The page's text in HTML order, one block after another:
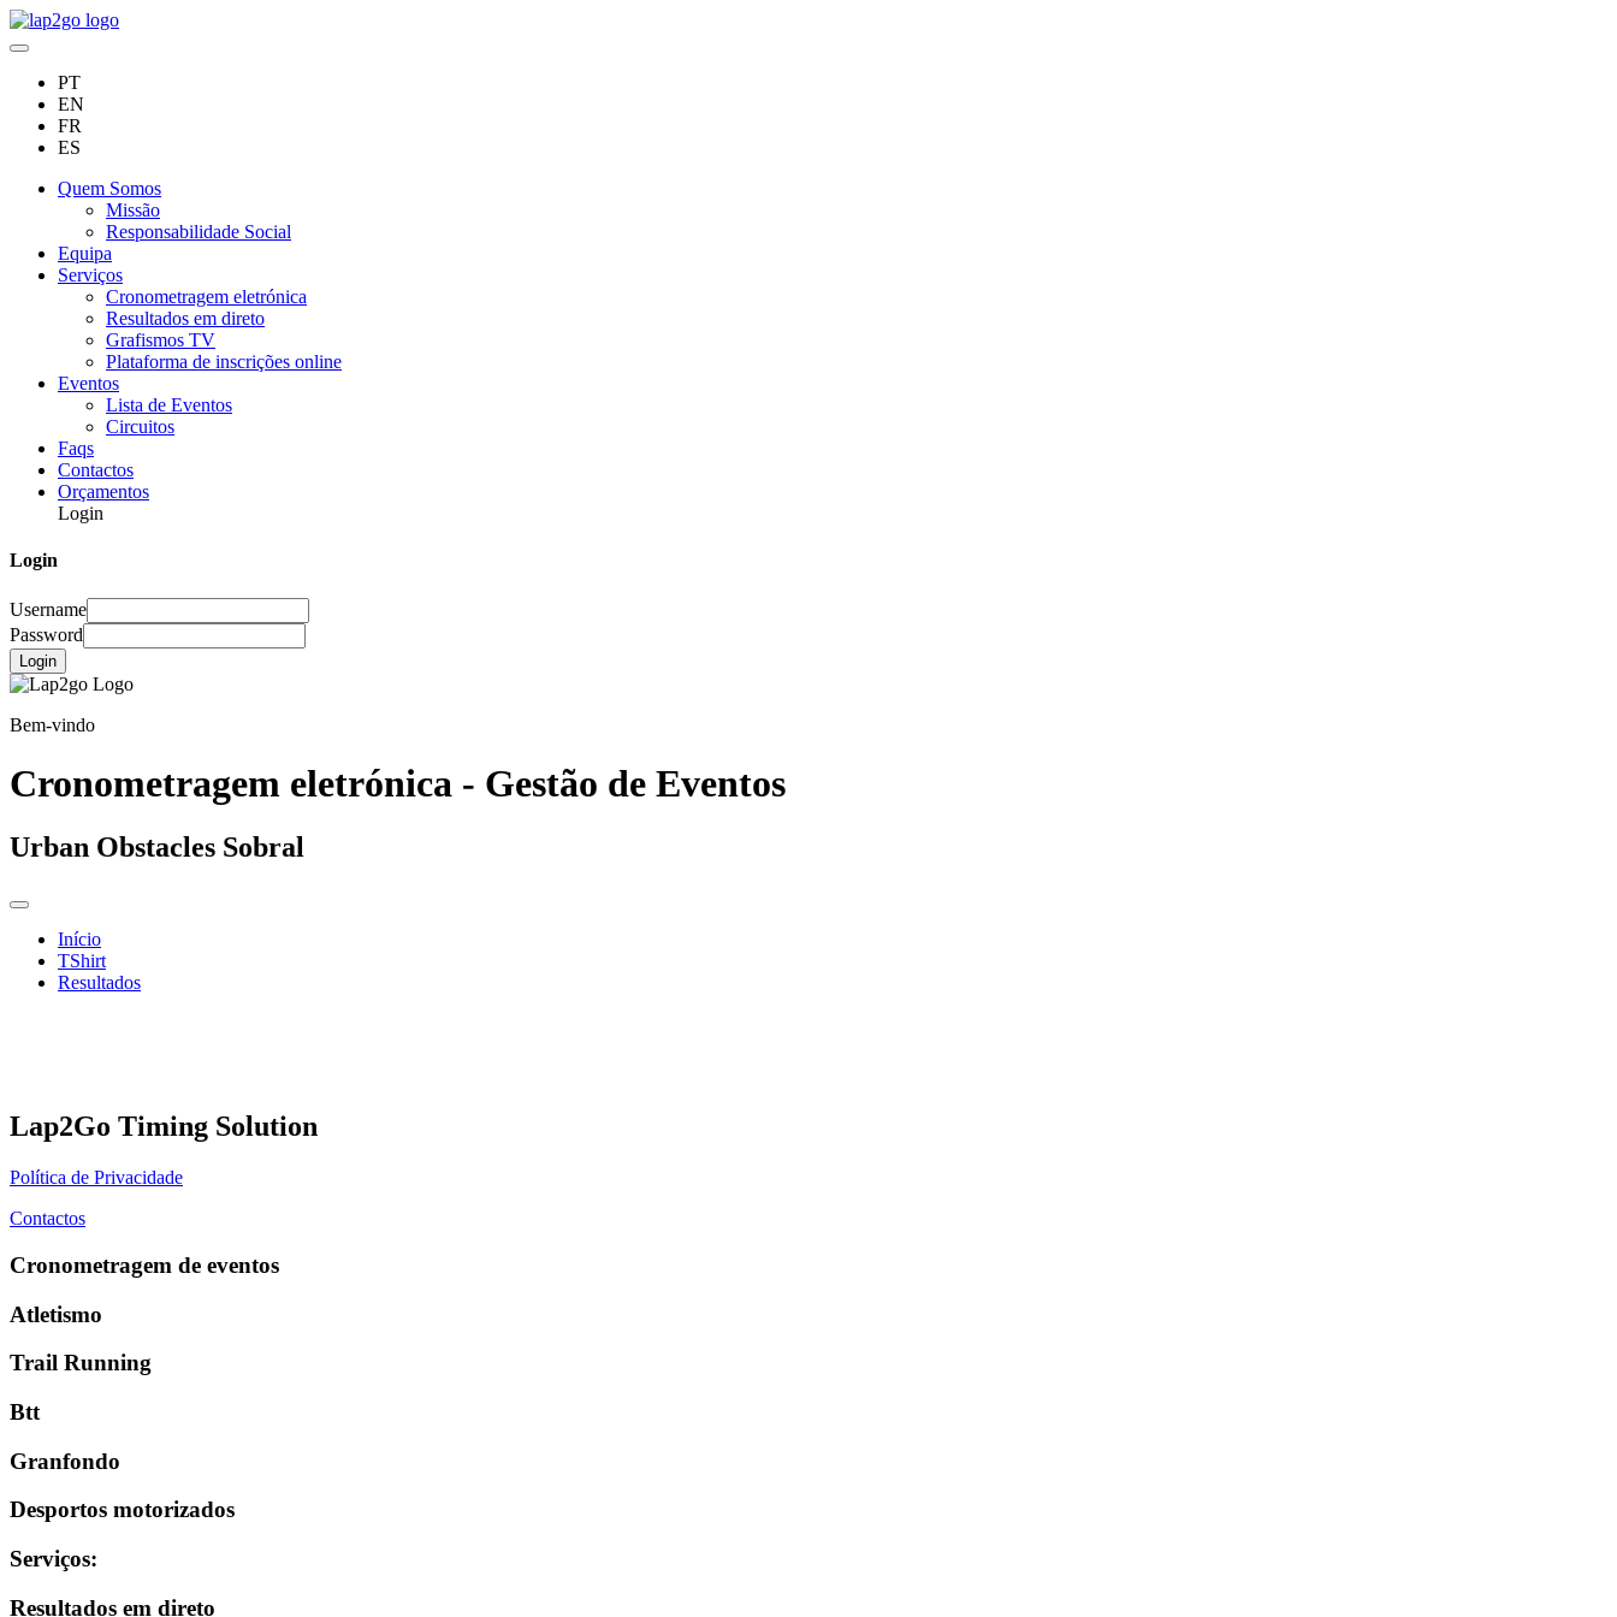
PT
EN
FR
ES
Quem Somos
Missão
Responsabilidade Social
Equipa
Serviços
Cronometragem eletrónica
Resultados em direto
Grafismos TV
Plataforma de inscrições online
Eventos
Lista de Eventos
Circuitos
Faqs
Contactos
Orçamentos
Login
Login
Username
Password
Login
Bem-vindo
Cronometragem eletrónica - Gestão de Eventos
Urban Obstacles Sobral
Início
TShirt
Resultados
Lap2Go Timing Solution
Política de Privacidade
Contactos
Cronometragem de eventos
Atletismo
Trail Running
Btt
Granfondo
Desportos motorizados
Serviços:
Resultados em direto